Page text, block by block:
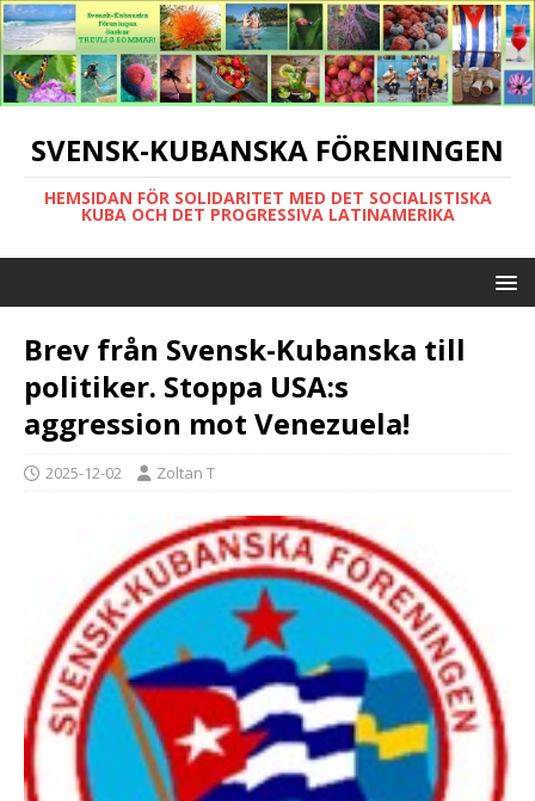
SVENSK-KUBANSKA FÖRENINGEN
HEMSIDAN FÖR SOLIDARITET MED DET SOCIALISTISKA
KUBA OCH DET PROGRESSIVA LATINAMERIKA
Brev från Svensk-Kubanska till
politiker. Stoppa USA:s
aggression mot Venezuela!
2025-12-02 Zoltan T